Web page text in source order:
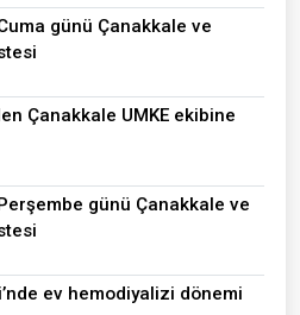
günü Çanakkale ve
Çanakkale UMKE ekibine
günü Çanakkale ve
ev hemodiyalizi dönemi